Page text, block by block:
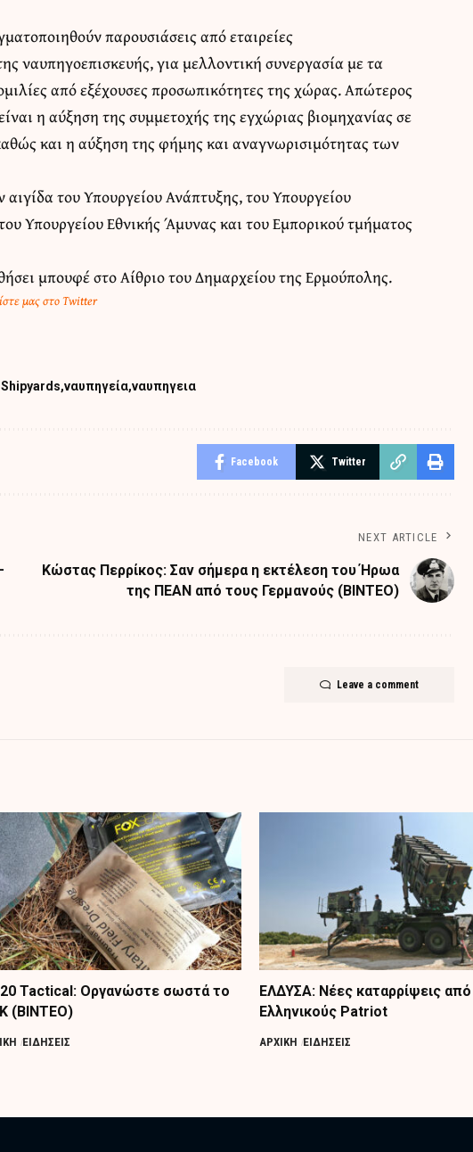
παρουσιάσεις από εταιρείες
ναυπηγοεπισκευής, για μελλοντική συνεργασία με τα
από εξέχουσες προσωπικότητες της χώρας. Απώτερος
η αύξηση της συμμετοχής της εγχώριας βιομηχανίας σε
και η αύξηση της φήμης και αναγνωρισιμότητας των
του Υπουργείου Ανάπτυξης, του Υπουργείου
Υπουργείου Εθνικής Άμυνας και του Εμπορικού τμήματος
μπουφέ στο Αίθριο του Δημαρχείου της Ερμούπολης.
μας στο Twitter
ναυπηγεία ναυπηγεια
Facebook Twitter
NEXT ARTICLE
Κώστας Περρίκος: Σαν σήμερα η εκτέλεση του Ήρωα
της ΠΕΑΝ από τους Γερμανούς (ΒΙΝΤΕΟ)
Leave a comment
Tactical: Οργανώστε σωστά το
(ΒΙΝΤΕΟ)
ΕΙΔΗΣΕΙΣ
ΕΛΔΥΣΑ: Νέες καταρρίψεις
Ελληνικούς Patriot
ΑΡΧΙΚΗ ΕΙΔΗΣΕΙΣ